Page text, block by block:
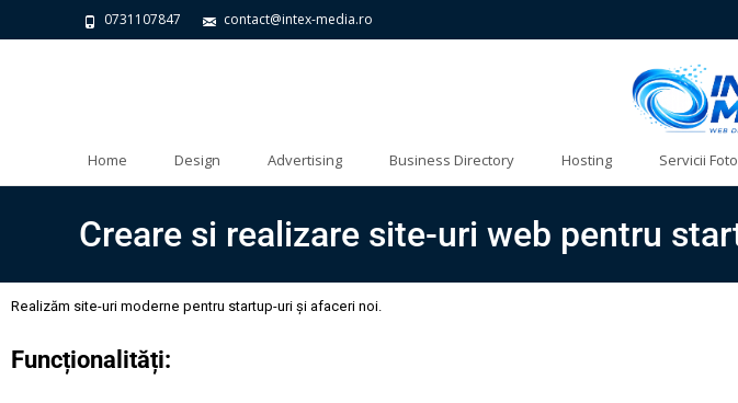
0731107847 contact@intex-media.ro
Home Design Advertising Business Directory Hosting Servicii Foto
Creare si realizare site-uri web pentru
Realizăm site-uri moderne pentru startup-uri și afaceri noi.
Funcționalități: